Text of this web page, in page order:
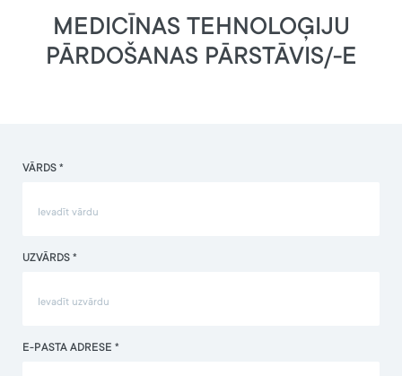
MEDICĪNAS TEHNOLOĢIJU
PĀRDOŠANAS PĀRSTĀVIS/-E
VĀRDS *
UZVĀRDS *
E-PASTA ADRESE *